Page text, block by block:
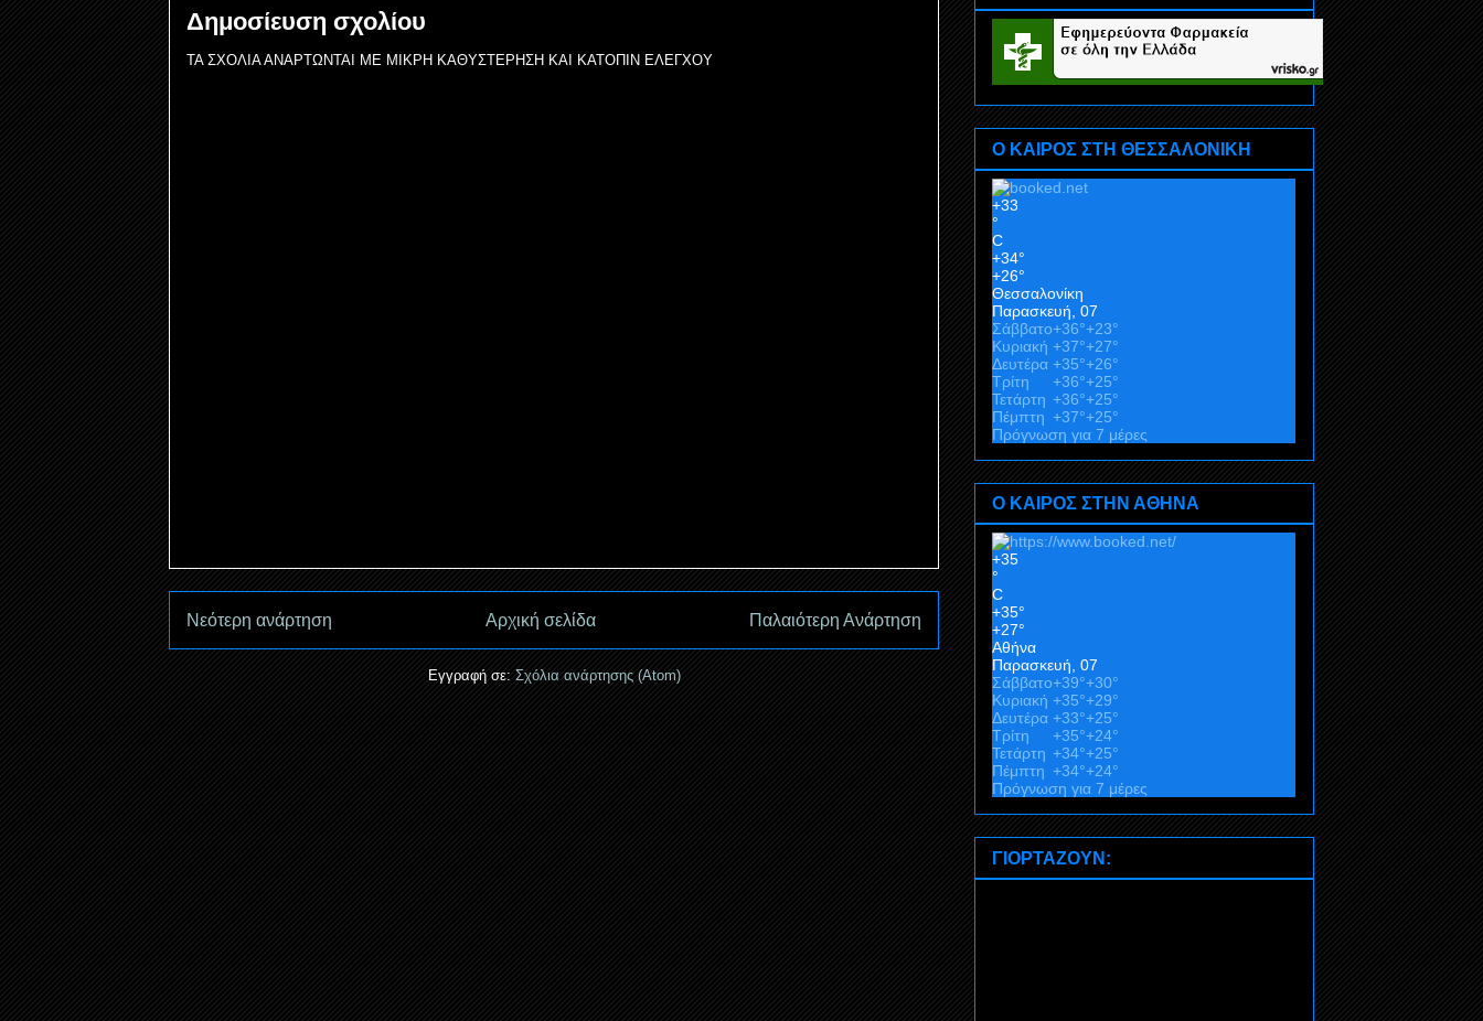
Δημοσίευση σχολίου
ΤΑ ΣΧΟΛΙΑ ΑΝΑΡΤΩΝΤΑΙ ME ΜΙΚΡΗ ΚΑΘΥΣΤΕΡΗΣΗ ΚΑΙ ΚΑΤΟΠΙΝ ΕΛΕΓΧΟΥ
Νεότερη ανάρτηση Παλαιότερη Ανάρτηση
Αρχική σελίδα
Εγγραφή σε: Σχόλια ανάρτησης (Atom)
Ο ΚΑΙΡΟΣ ΣΤΗ ΘΕΣΣΑΛΟΝΙΚΗ
+33
°
C
+34°
+26°
Θεσσαλονίκη
Παρασκευή, 07
Σάββατο+36°+23°
Κυριακή +37°+27°
Δευτέρα +35°+26°
Τρίτη
+36°+25°
Τετάρτη +36°+25°
Πέμπτη +37°+25°
Πρόγνωση για 7 μέρες
Ο ΚΑΙΡΟΣ ΣΤΗΝ ΑΘΗΝΑ
+35
°
C
+35°
+27°
Αθήνα
Παρασκευή, 07
Σάββατο+39°+30°
Κυριακή +35°+29°
Δευτέρα +33°+25°
Τρίτη
+35°+24°
Τετάρτη +34°+25°
Πέμπτη +34°+24°
Πρόγνωση για 7 μέρες
ΓΙΟΡΤΑΖΟΥΝ: